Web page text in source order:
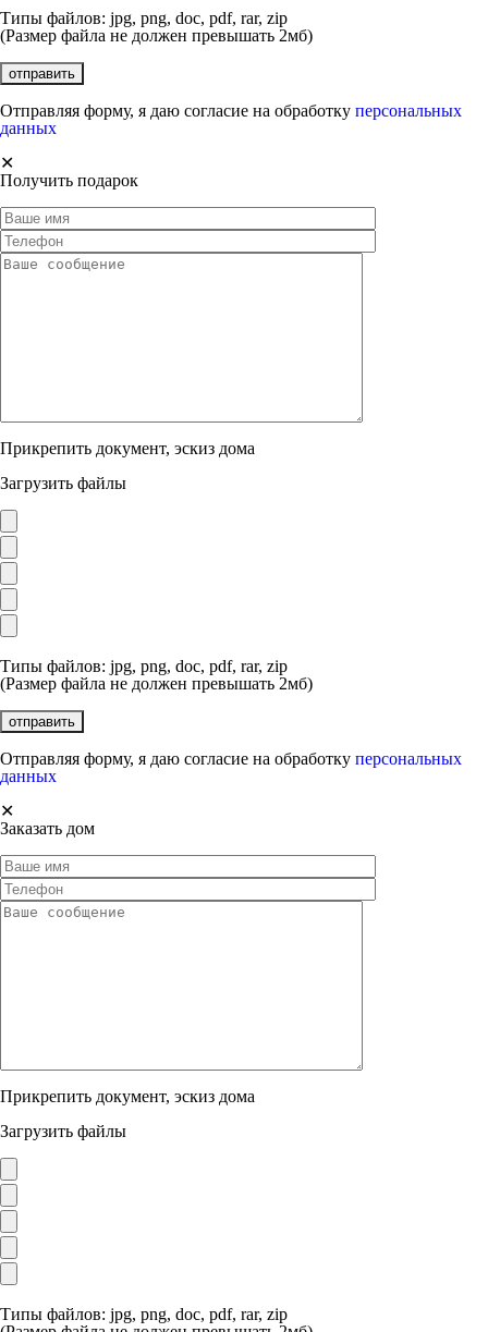
Типы файлов: jpg, png, doc, pdf, rar, zip
(Размер файла не должен превышать 2мб)
Отправляя форму, я даю согласие на обработку персональных
данных
✕
Получить подарок
Прикрепить документ, эскиз дома
Загрузить файлы
Типы файлов: jpg, png, doc, pdf, rar, zip
(Размер файла не должен превышать 2мб)
Отправляя форму, я даю согласие на обработку персональных
данных
✕
Заказать дом
Прикрепить документ, эскиз дома
Загрузить файлы
Типы файлов: jpg, png, doc, pdf, rar, zip